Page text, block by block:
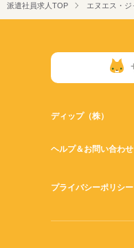
派遣社員求人TOP エヌエス・
ディップ（株）
ヘルプ＆お問い合わせ
プライバシーポリシー